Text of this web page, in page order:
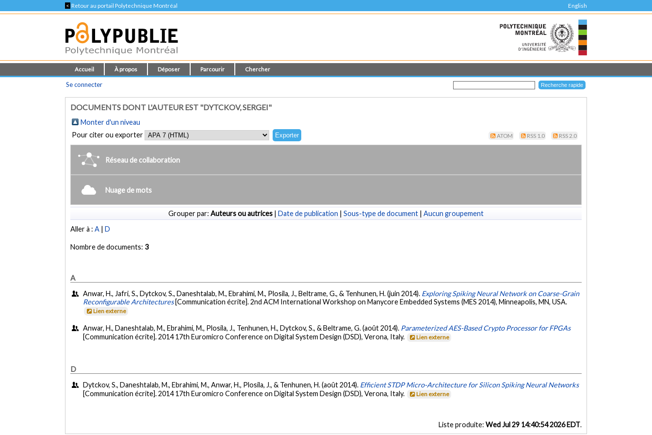
< Retour au portail Polytechnique Montréal English
Accueil À propos Déposer Parcourir Chercher
Se connecter
DOCUMENTS DONT L'AUTEUR EST "DYTCKOV, SERGEI"
Monter d'un niveau
Pour citer ou exporter
ATOM RSS 1.0 RSS 2.0
Réseau de collaboration
Nuage de mots
Grouper par: Auteurs ou autrices | Date de publication | Sous-type de document | Aucun groupement
Aller à :A |D
Nombre de documents: 3
A
Anwar, H., Jafri, S., Dytckov, S., Daneshtalab, M., Ebrahimi, M., Plosila, J., Beltrame, G., & Tenhunen, H. (juin 2014). Exploring Spiking Neural Network on Coarse-Grain
Reconfigurable Architectures [Communication écrite]. 2nd ACM International Workshop on Manycore Embedded Systems (MES 2014), Minneapolis, MN, USA.
Lien externe
Anwar, H., Daneshtalab, M., Ebrahimi, M., Plosila, J., Tenhunen, H., Dytckov, S., & Beltrame, G. (août 2014). Parameterized AES-Based Crypto Processor for FPGAs
[Communication écrite]. 2014 17th Euromicro Conference on Digital System Design (DSD), Verona, Italy.
Lien externe
D
Dytckov, S., Daneshtalab, M., Ebrahimi, M., Anwar, H., Plosila, J., & Tenhunen, H. (août 2014). Efficient STDP Micro-Architecture for Silicon Spiking Neural Networks
[Communication écrite]. 2014 17th Euromicro Conference on Digital System Design (DSD), Verona, Italy.
Lien externe
Liste produite: Wed Jul 29 14:40:54 2026 EDT.